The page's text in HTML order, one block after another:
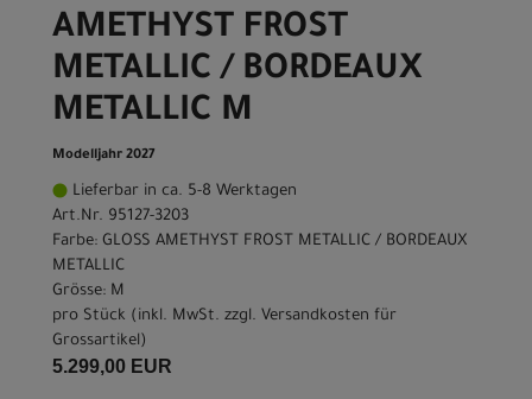
AMETHYST FROST
METALLIC / BORDEAUX
METALLIC M
Modelljahr 2027
Lieferbar in ca. 5-8 Werktagen
Art.Nr. 95127-3203
Farbe: GLOSS AMETHYST FROST METALLIC / BORDEAUX
METALLIC
Grösse: M
pro Stück (inkl. MwSt. zzgl. Versandkosten für
Grossartikel)
5.299,00 EUR